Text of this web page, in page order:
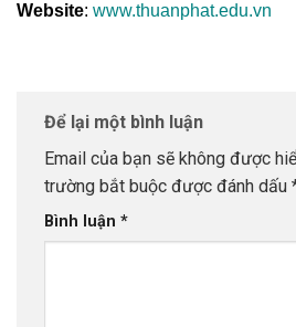
Website: www.thuanphat.edu.vn
Để lại một bình luận
Email của bạn sẽ không được
trường bắt buộc được đánh dấu
Bình luận *